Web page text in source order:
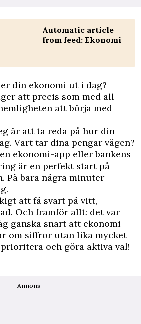
Automatic article
from feed: Ekonomi
din ekonomi ut i dag?
att precis som med all
att börja med
är att ta reda på hur din
Vart tar dina pengar vägen?
ekonomi-app eller bankens
är en perfekt start på
På bara några minuter
att få svart på vitt,
Och framför allt: det var
ganska snart att ekonomi
om siffror utan lika mycket
och göra aktiva val!
Annons